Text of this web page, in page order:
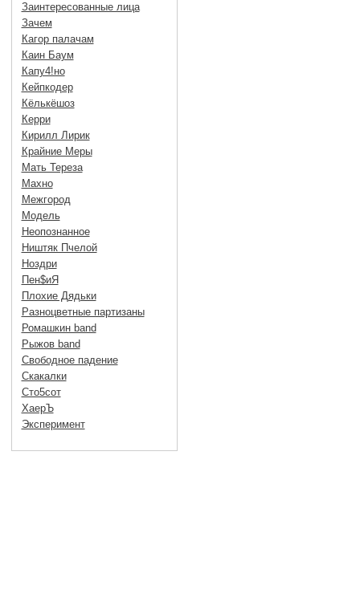
Заинтересованные лица
Зачем
Кагор палачам
Каин Баум
Капу4!но
Кейпкодер
Кёлькёшоз
Керри
Кирилл Лирик
Крайние Меры
Мать Тереза
Махно
Межгород
Модель
Неопознанное
Ништяк Пчелой
Ноздри
Пен$иЯ
Плохие Дядьки
Разноцветные партизаны
Ромашкин band
Рыжов band
Свободное падение
Скакалки
Сто5сот
ХаерЪ
Эксперимент